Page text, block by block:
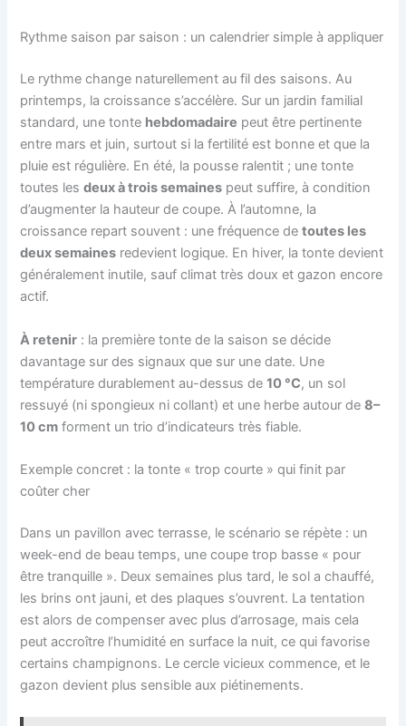
Rythme saison par saison : un calendrier simple à appliquer
Le rythme change naturellement au fil des saisons. Au
printemps, la croissance s’accélère. Sur un jardin familial
standard, une tonte hebdomadaire peut être pertinente
entre mars et juin, surtout si la fertilité est bonne et que la
pluie est régulière. En été, la pousse ralentit ; une tonte
toutes lesdeux à trois semaines peut suffire, à condition
d’augmenter la hauteur de coupe. À l’automne, la
croissance repart souvent : une fréquence detoutes les
deux semaines redevient logique. En hiver, la tonte devient
généralement inutile, sauf climat très doux et gazon encore
actif.
À retenir : la première tonte de la saison se décide
davantage sur des signaux que sur une date. Une
température durablement au-dessus de10 °C, un sol
ressuyé (ni spongieux ni collant) et une herbe autour de8–
10 cm forment un trio d’indicateurs très fiable.
Exemple concret : la tonte « trop courte » qui finit par
coûter cher
Dans un pavillon avec terrasse, le scénario se répète : un
week-end de beau temps, une coupe trop basse « pour
être tranquille ». Deux semaines plus tard, le sol a chauffé,
les brins ont jauni, et des plaques s’ouvrent. La tentation
est alors de compenser avec plus d’arrosage, mais cela
peut accroître l’humidité en surface la nuit, ce qui favorise
certains champignons. Le cercle vicieux commence, et le
gazon devient plus sensible aux piétinements.